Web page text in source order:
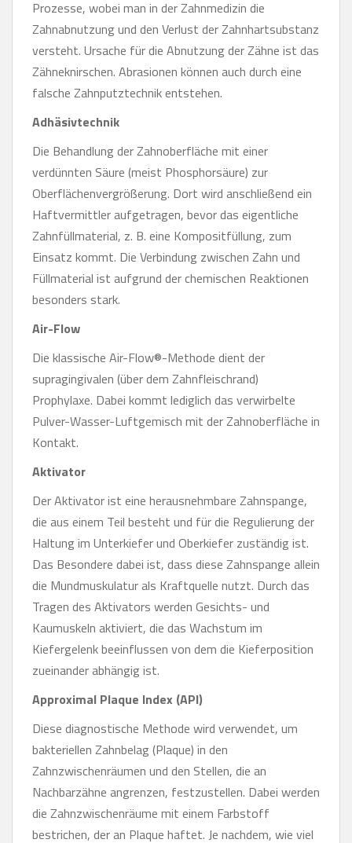
Prozesse, wobei man in der Zahnmedizin die
Zahnabnutzung und den Verlust der Zahnhartsubstanz
versteht. Ursache für die Abnutzung der Zähne ist das
Zähneknirschen. Abrasionen können auch durch eine
falsche Zahnputztechnik entstehen.
Adhäsivtechnik
Die Behandlung der Zahnoberfläche mit einer
verdünnten Säure (meist Phosphorsäure) zur
Oberflächenvergrößerung. Dort wird anschließend ein
Haftvermittler aufgetragen, bevor das eigentliche
Zahnfüllmaterial, z. B. eine Kompositfüllung, zum
Einsatz kommt. Die Verbindung zwischen Zahn und
Füllmaterial ist aufgrund der chemischen Reaktionen
besonders stark.
Air-Flow
Die klassische Air-Flow®-Methode dient der
supragingivalen (über dem Zahnfleischrand)
Prophylaxe. Dabei kommt lediglich das verwirbelte
Pulver-Wasser-Luftgemisch mit der Zahnoberfläche in
Kontakt.
Aktivator
Der Aktivator ist eine herausnehmbare Zahnspange,
die aus einem Teil besteht und für die Regulierung der
Haltung im Unterkiefer und Oberkiefer zuständig ist.
Das Besondere dabei ist, dass diese Zahnspange allein
die Mundmuskulatur als Kraftquelle nutzt. Durch das
Tragen des Aktivators werden Gesichts- und
Kaumuskeln aktiviert, die das Wachstum im
Kiefergelenk beeinflussen von dem die Kieferposition
zueinander abhängig ist.
Approximal Plaque Index (API)
Diese diagnostische Methode wird verwendet, um
bakteriellen Zahnbelag (Plaque) in den
Zahnzwischenräumen und den Stellen, die an
Nachbarzähne angrenzen, festzustellen. Dabei werden
die Zahnzwischenräume mit einem Farbstoff
bestrichen, der an Plaque haftet. Je nachdem, wie viel